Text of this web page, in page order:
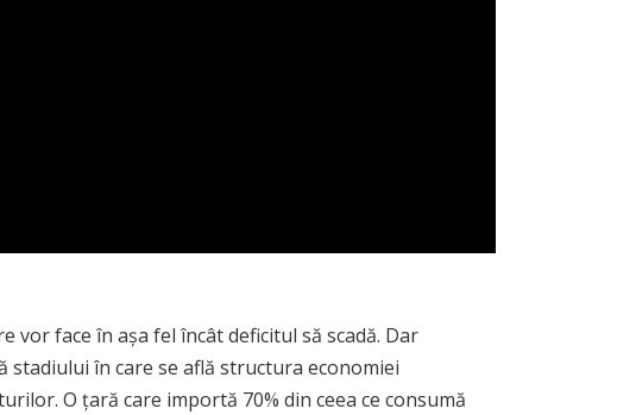
vor face în așa fel încât deficitul să scadă. Dar
stadiului în care se află structura economiei
O țară care importă 70% din ceea ce consumă